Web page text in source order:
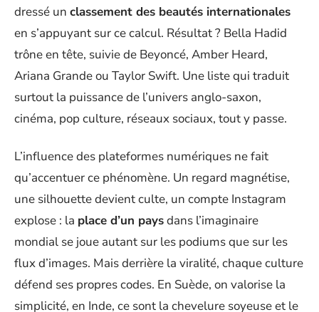
dressé un classement des beautés internationales
en s’appuyant sur ce calcul. Résultat ? Bella Hadid
trône en tête, suivie de Beyoncé, Amber Heard,
Ariana Grande ou Taylor Swift. Une liste qui traduit
surtout la puissance de l’univers anglo-saxon,
cinéma, pop culture, réseaux sociaux, tout y passe.
L’influence des plateformes numériques ne fait
qu’accentuer ce phénomène. Un regard magnétise,
une silhouette devient culte, un compte Instagram
explose : la place d’un paysdans l’imaginaire
mondial se joue autant sur les podiums que sur les
flux d’images. Mais derrière la viralité, chaque culture
défend ses propres codes. En Suède, on valorise la
simplicité, en Inde, ce sont la chevelure soyeuse et le